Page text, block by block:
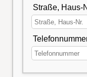
Straße, Haus-